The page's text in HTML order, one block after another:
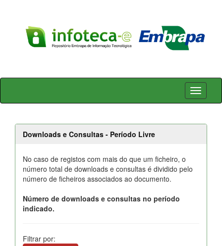
Skip
Downloads e Consultas - Período Livre
No caso de registos com mais do que um ficheiro, o
número total de downloads e consultas é dividido pelo
número de ficheiros associados ao documento.
Número de downloads e consultas no período
indicado.
Filtrar por: